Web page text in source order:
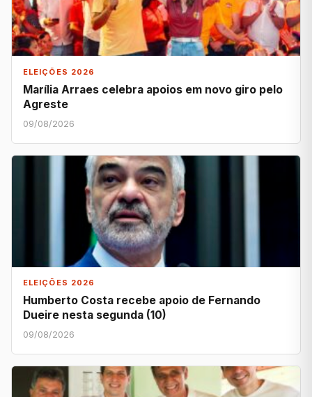
ELEIÇÕES 2026
Marília Arraes celebra apoios em novo giro pelo
Agreste
09/08/2026
ELEIÇÕES 2026
Humberto Costa recebe apoio de Fernando
Dueire nesta segunda (10)
09/08/2026